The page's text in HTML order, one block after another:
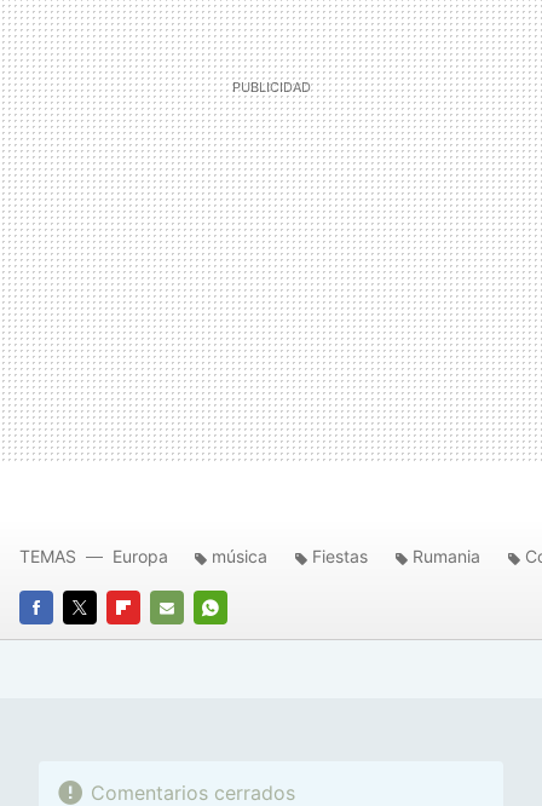
FACEBOOK
TWITTERFLIPBOARD
E-
WHATSAPP
TEMAS Europa música Fiestas Rumania
Comentarios cerrados